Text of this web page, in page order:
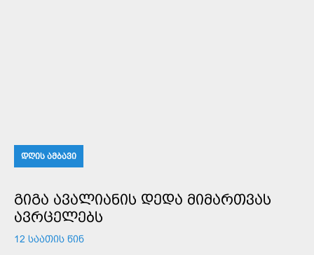
ᲓᲦᲘᲡ ᲐᲛᲑᲐᲕᲘ
ᲒᲘᲒᲐ ᲐᲕᲐᲚᲘᲐᲜᲘᲡ ᲓᲔᲓᲐ ᲛᲘᲛᲐᲠᲗᲕᲐᲡ
ᲐᲕᲠᲪᲔᲚᲔᲑᲡ
12 ᲡᲐᲐᲗᲘᲡ ᲬᲘᲜ